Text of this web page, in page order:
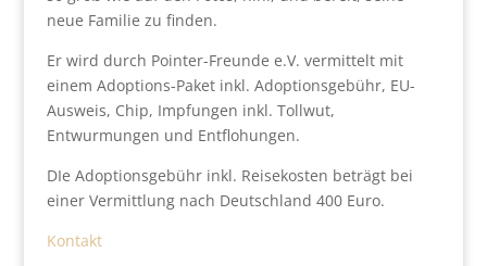
neue Familie zu finden.
Er wird durch Pointer-Freunde e.V. vermittelt mit
einem Adoptions-Paket inkl. Adoptionsgebühr, EU-
Ausweis, Chip, Impfungen inkl. Tollwut,
Entwurmungen und Entflohungen.
DIe Adoptionsgebühr inkl. Reisekosten beträgt bei
einer Vermittlung nach Deutschland 400 Euro.
Kontakt